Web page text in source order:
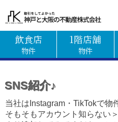
飲食店
物件
1階店舗
物件
SNS紹介♪
当社はInstagram・TikTokで
そもそもアカウント知らない